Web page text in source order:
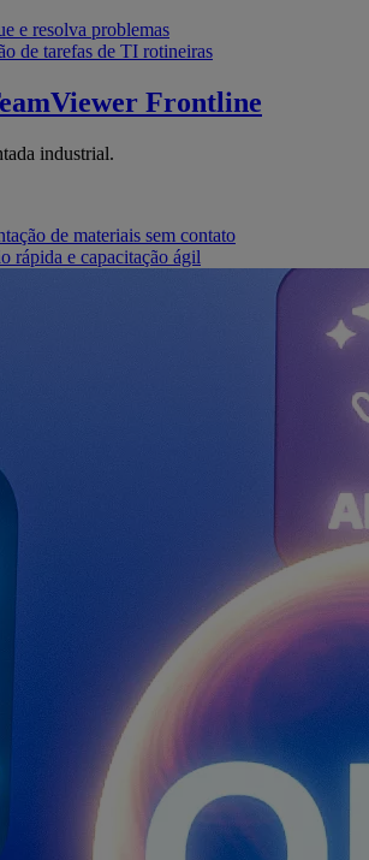
e resolva problemas
de tarefas de TI rotineiras
Frontline
industrial.
de materiais sem contato
rápida e capacitação ágil